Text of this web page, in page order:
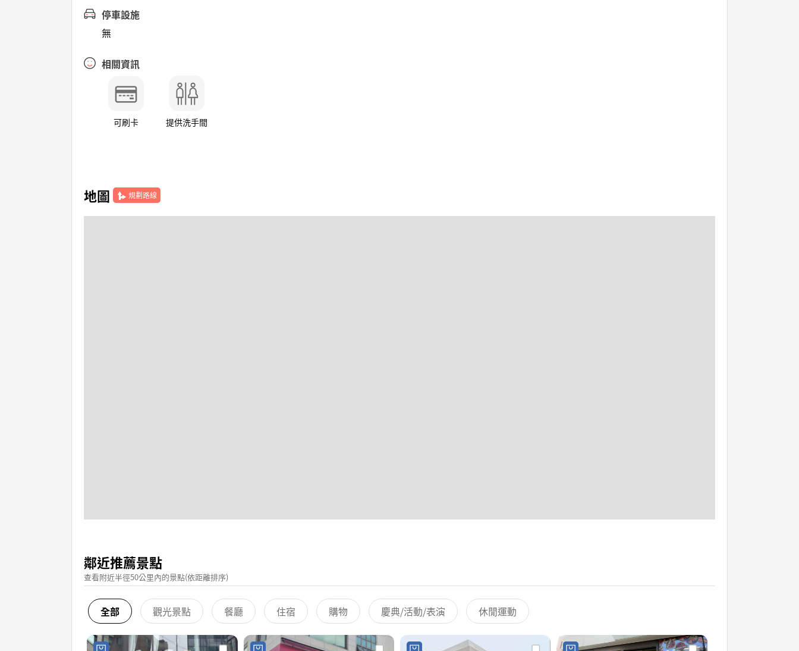
停車設施
無
相關資訊
可刷卡 提供洗手間
地圖 規劃路線
鄰近推薦景點
查看附近半徑50公里內的景點(依距離排序)
全部 觀光景點 餐廳 住宿 購物 慶典/活動/表演 休閒運動